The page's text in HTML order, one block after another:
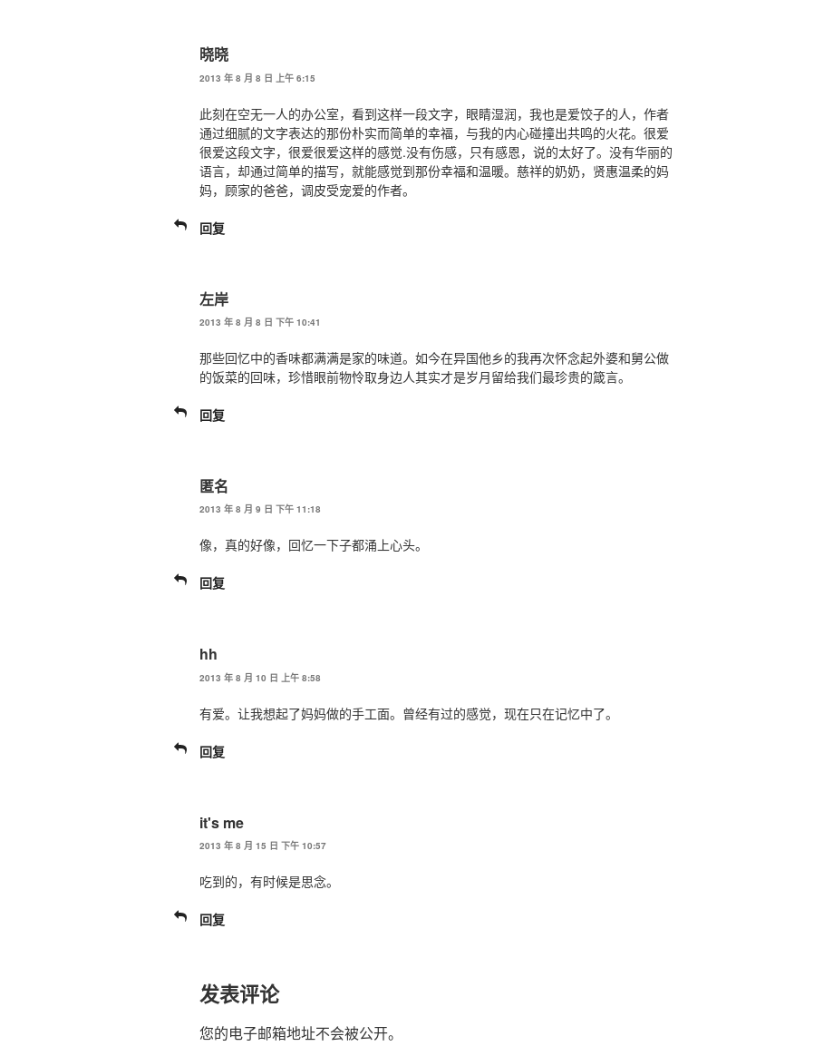
晓晓
2013 年 8 月 8 日 上午 6:15
此刻在空无一人的办公室，看到这样一段文字，眼睛湿润，我也是爱饺子的人，作者
通过细腻的文字表达的那份朴实而简单的幸福，与我的内心碰撞出共鸣的火花。很爱
很爱这段文字，很爱很爱这样的感觉.没有伤感，只有感恩，说的太好了。没有华丽的
语言，却通过简单的描写，就能感觉到那份幸福和温暖。慈祥的奶奶，贤惠温柔的妈
妈，顾家的爸爸，调皮受宠爱的作者。
回复
左岸
2013 年 8 月 8 日 下午 10:41
那些回忆中的香味都满满是家的味道。如今在异国他乡的我再次怀念起外婆和舅公做
的饭菜的回味，珍惜眼前物怜取身边人其实才是岁月留给我们最珍贵的箴言。
回复
匿名
2013 年 8 月 9 日 下午 11:18
像，真的好像，回忆一下子都涌上心头。
回复
hh
2013 年 8 月 10 日 上午 8:58
有爱。让我想起了妈妈做的手工面。曾经有过的感觉，现在只在记忆中了。
回复
it's me
2013 年 8 月 15 日 下午 10:57
吃到的，有时候是思念。
回复
发表评论
您的电子邮箱地址不会被公开。